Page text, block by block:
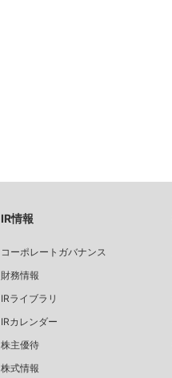
IR情報
コーポレートガバナンス
財務情報
IRライブラリ
IRカレンダー
株主優待
株式情報